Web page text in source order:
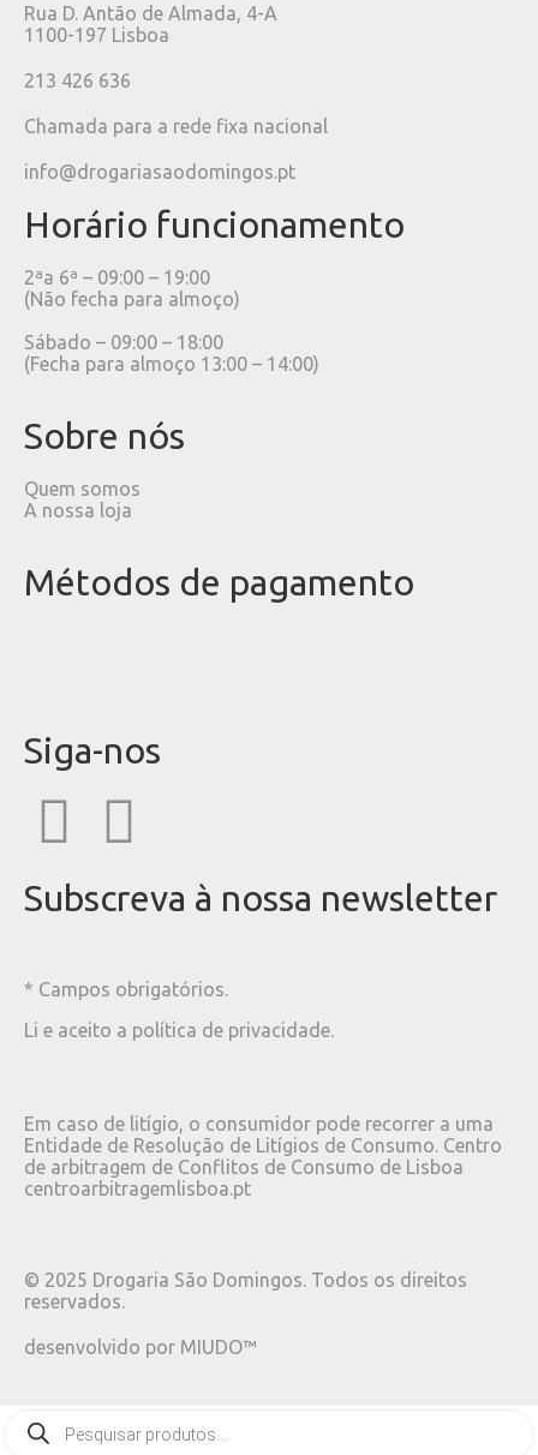
Rua D. Antão de Almada, 4-A
1100-197 Lisboa
213 426 636
Chamada para a rede fixa nacional
info@drogariasaodomingos.pt
Horário funcionamento
2ªa 6ª – 09:00 – 19:00
(Não fecha para almoço)
Sábado – 09:00 – 18:00
(Fecha para almoço 13:00 – 14:00)
Sobre nós
Quem somos
A nossa loja
Métodos de pagamento
Siga-nos
Subscreva à nossa newsletter
* Campos obrigatórios.
Li e aceito a política de privacidade.
Em caso de litígio, o consumidor pode recorrer a uma
Entidade de Resolução de Litígios de Consumo. Centro
de arbitragem de Conflitos de Consumo de Lisboa
centroarbitragemlisboa.pt
© 2025 Drogaria São Domingos. Todos os direitos
reservados.
desenvolvido por MIUDO™